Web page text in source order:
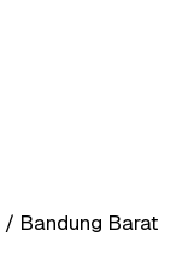
/ Bandung Barat